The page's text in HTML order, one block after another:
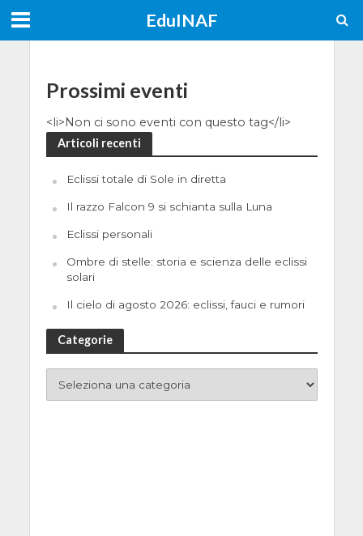
EduINAF
Prossimi eventi
<li>Non ci sono eventi con questo tag</li>
Articoli recenti
Eclissi totale di Sole in diretta
Il razzo Falcon 9 si schianta sulla Luna
Eclissi personali
Ombre di stelle: storia e scienza delle eclissi
solari
Il cielo di agosto 2026: eclissi, fauci e rumori
Categorie